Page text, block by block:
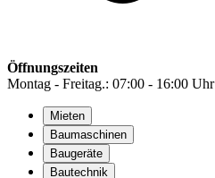
Öffnungszeiten
Montag - Freitag.: 07:00 - 16:00 Uhr
Mieten
Baumaschinen
Baugeräte
Bautechnik